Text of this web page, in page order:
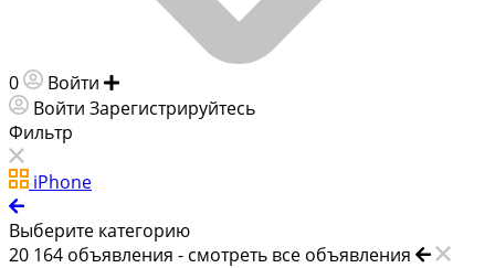
0 Войти
Войти Зарегистрируйтесь
Фильтр
iPhone
Выберите категорию
20 164 объявления - смотреть все объявления